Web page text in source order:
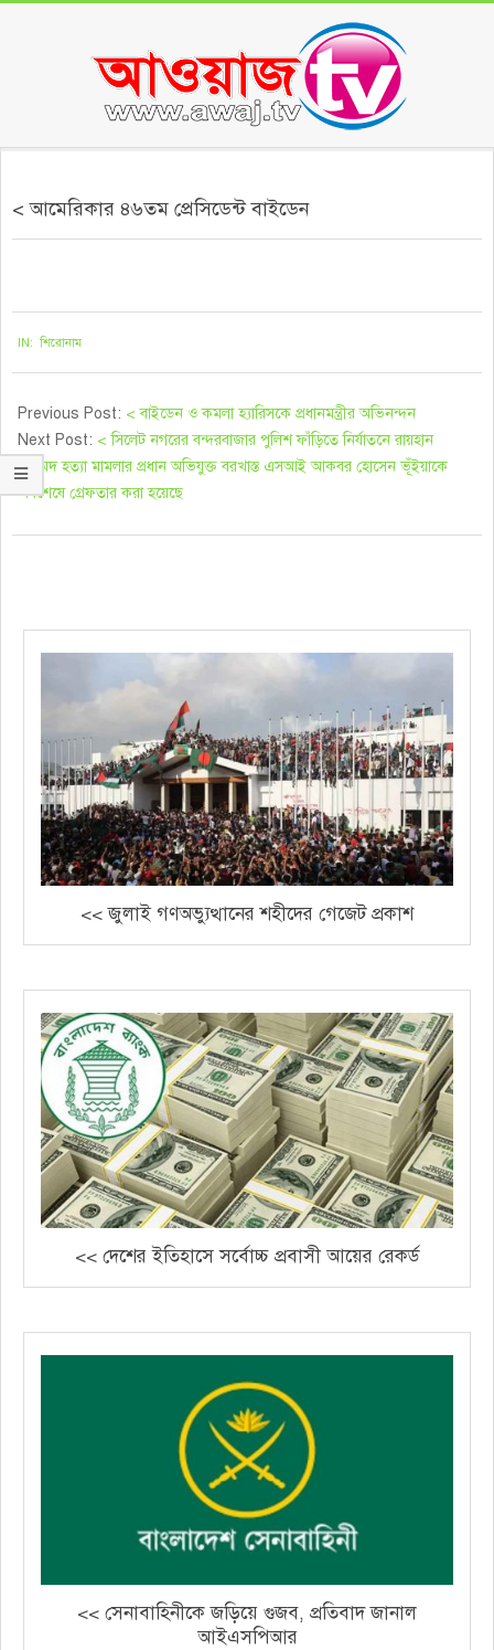
Menu
< আমেরিকার ৪৬তম প্রেসিডেন্ট বাইডেন
IN: শিরোনাম
Previous Post: < বাইডেন ও কমলা হ্যারিসকে প্রধানমন্ত্রীর অভিনন্দন
Next Post: < সিলেট নগরের বন্দরবাজার পুলিশ ফাঁড়িতে নির্যাতনে রায়হান
আহমদ হত্যা মামলার প্রধান অভিযুক্ত বরখাস্ত এসআই আকবর হোসেন ভূঁইয়াকে
অবশেষে গ্রেফতার করা হয়েছে
<< জুলাই গণঅভ্যুত্থানের শহীদের গেজেট প্রকাশ
<< দেশের ইতিহাসে সর্বোচ্চ প্রবাসী আয়ের রেকর্ড
<< সেনাবাহিনীকে জড়িয়ে গুজব, প্রতিবাদ জানাল
আইএসপিআর